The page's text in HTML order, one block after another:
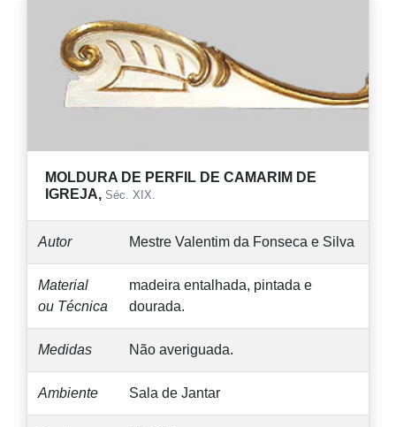
MOLDURA DE PERFIL DE CAMARIM DE
IGREJA, Séc. XIX.
Autor Mestre Valentim da Fonseca e Silva
Material
ou Técnica
madeira entalhada, pintada e
dourada.
Medidas Não averiguada.
Ambiente Sala de Jantar